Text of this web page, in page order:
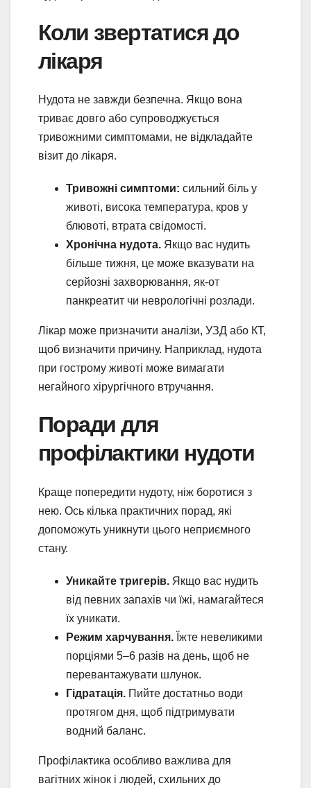
Коли звертатися до
лікаря
Нудота не завжди безпечна. Якщо вона
триває довго або супроводжується
тривожними симптомами, не відкладайте
візит до лікаря.
Тривожні симптоми: сильний біль у
животі, висока температура, кров у
блювоті, втрата свідомості.
Хронічна нудота. Якщо вас нудить
більше тижня, це може вказувати на
серйозні захворювання, як-от
панкреатит чи неврологічні розлади.
Лікар може призначити аналізи, УЗД або КТ,
щоб визначити причину. Наприклад, нудота
при гострому животі може вимагати
негайного хірургічного втручання.
Поради для
профілактики нудоти
Краще попередити нудоту, ніж боротися з
нею. Ось кілька практичних порад, які
допоможуть уникнути цього неприємного
стану.
Уникайте тригерів. Якщо вас нудить
від певних запахів чи їжі, намагайтеся
їх уникати.
Режим харчування. Їжте невеликими
порціями 5–6 разів на день, щоб не
перевантажувати шлунок.
Гідратація. Пийте достатньо води
протягом дня, щоб підтримувати
водний баланс.
Профілактика особливо важлива для
вагітних жінок і людей, схильних до